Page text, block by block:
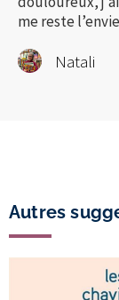
me reste
Natali
Autres